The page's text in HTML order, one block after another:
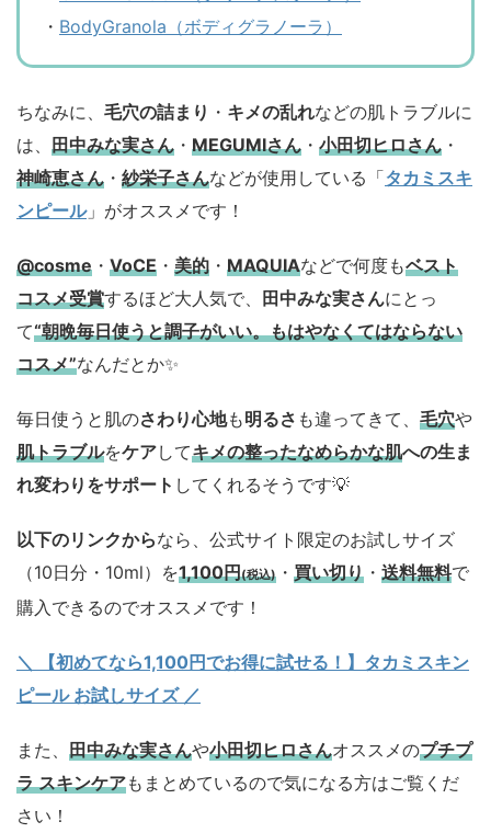
・ BodyGranola（ボディグラノーラ）
ちなみに、 毛穴の詰まり ・ キメの乱れなどの肌トラブルに
は、 田中みな実さん ・ MEGUMIさん ・ 小田切ヒロさん ・
神崎恵さん ・ 紗栄子さんなどが使用している「タカミスキ
ンピール」がオススメです！
@cosme ・ VoCE ・ 美的 ・ MAQUIAなどで何度もベスト
コスメ受賞するほど大人気で、 田中みな実さんにとっ
て“朝晩毎日使うと調子がいい。もはやなくてはならない
コスメ”なんだとか✨
毎日使うと肌のさわり心地も明るさ も違ってきて、 毛穴や
肌トラブルをケアしてキメの整ったなめらかな肌への生ま
れ変わりをサポート してくれるそうです💡
以下のリンクからなら、公式サイト限定のお試しサイズ
（10日分・10ml）を1,100円(税込) ・ 買い切り ・ 送料無料で
購入できるのでオススメです！
＼ 【初めてなら1,100円でお得に試せる！】タカミスキン
ピール お試しサイズ／
また、 田中みな実さんや小田切ヒロさんオススメのプチプ
ラ スキンケアもまとめているので気になる方はご覧くだ
さい！